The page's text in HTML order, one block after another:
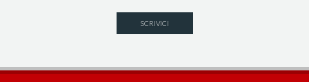
SCRIVICI